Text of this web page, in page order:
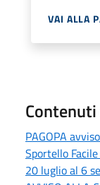
VAI ALLA
PAGOPA
Sportello
20 luglio al 6